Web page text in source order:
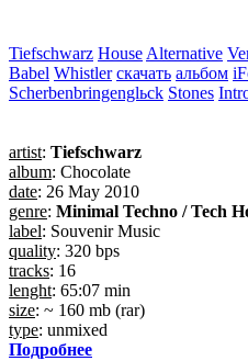
Tiefschwarz HouseAlternative
Babel Whistler скачать альбом
Scherbenbringenglьck Stones
artist: Tiefschwarz
album: Chocolate
date: 26 May 2010
genre: Minimal Techno / Tech
label: Souvenir Music
quality: 320 bps
tracks: 16
lenght: 65:07 min
size: ~ 160 mb (rar)
type: unmixed
Подробнее